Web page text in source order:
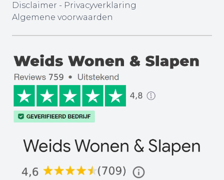
Disclaimer - Privacyverklaring
Algemene voorwaarden